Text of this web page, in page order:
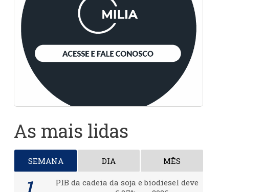
As mais lidas
SEMANA DIA MÊS
PIB da cadeia da soja e biodiesel deve